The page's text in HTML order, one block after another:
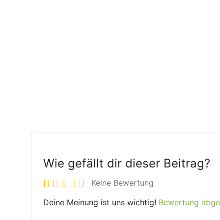
Wie gefällt dir dieser Beitrag?
Keine Bewertung
Deine Meinung ist uns wichtig! Bewertung